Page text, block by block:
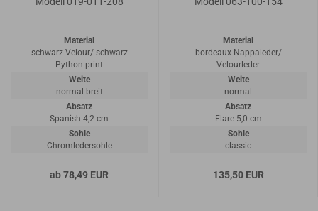
Material
schwarz Velour/ schwarz
Python print
Weite
normal-breit
Absatz
Spanish 4,2 cm
Sohle
Chromledersohle
ab 78,49 EUR
Material
bordeaux Nappaleder/
Velourleder
Weite
normal
Absatz
Flare 5,0 cm
Sohle
classic
135,50 EUR